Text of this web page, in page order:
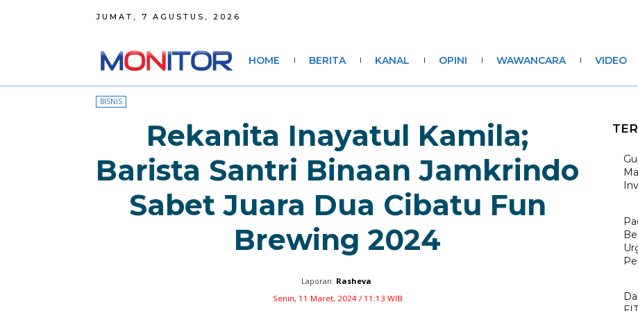
JUMAT, 7 AGUSTUS, 2026
HOME BERITA KANAL OPINI WAWANCARA VIDEO
BISNIS
Rekanita Inayatul Kamila;
Barista Santri Binaan Jamkrindo
Sabet Juara Dua Cibatu Fun
Brewing 2024
Laporan: Rasheva
Senin, 11 Maret, 2024 / 11:13 WIB